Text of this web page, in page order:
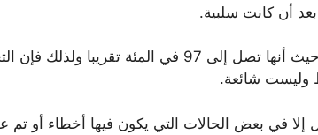
أن كانت سلبية.
ولذلك فهناك نسبة من الممكن أن تحدث فيها أخطاء، والجدير بالذكر أن هذه النسبة قليلة جدا حيث
وليست شائعة.
في بعض الحالات التي يكون فيها أخطاء أو تم